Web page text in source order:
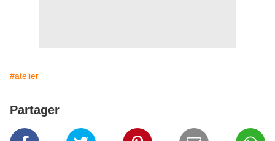
#atelier
Partager